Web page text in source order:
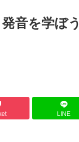
音を学ぼう
LINE